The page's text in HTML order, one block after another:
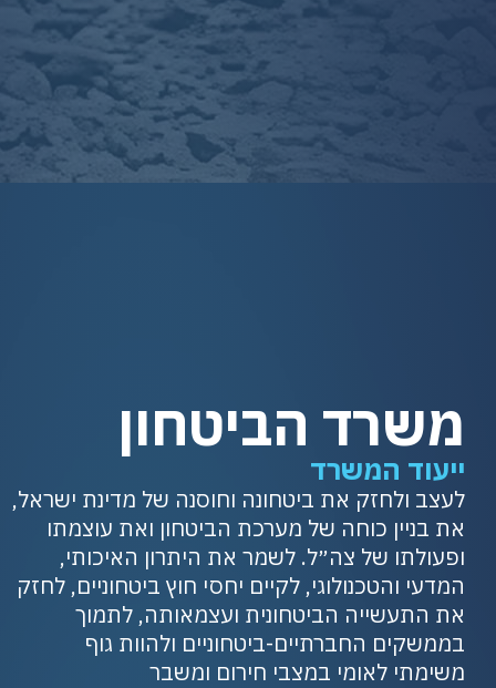
משרד הביטחון
ייעוד המשרד
לעצב ולחזק את ביטחונה וחוסנה של מדינת ישראל,
את בניין כוחה של מערכת הביטחון ואת עוצמתו
ופעולתו של צה״ל. לשמר את היתרון האיכותי,
המדעי והטכנולוגי, לקיים יחסי חוץ ביטחוניים, לחזק
את התעשייה הביטחונית ועצמאותה, לתמוך
בממשקים החברתיים-ביטחוניים ולהוות גוף
משימתי לאומי במצבי חירום ומשבר